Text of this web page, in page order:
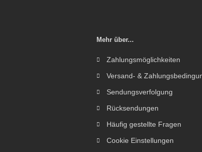
Mehr über...
Zahlungsmöglichkeiten
Versand- &
Sendungsverfolgung
Rücksendungen
Häufig gestellte Fragen
Cookie Einstellungen